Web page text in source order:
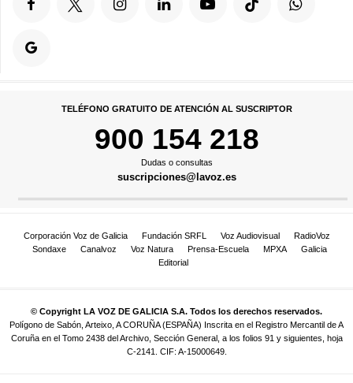
TELÉFONO GRATUITO DE ATENCIÓN AL SUSCRIPTOR
900 154 218
Dudas o consultas
suscripciones@lavoz.es
Corporación Voz de Galicia Fundación SRFL Voz Audiovisual
RadioVoz
Sondaxe
Canalvoz Voz Natura Prensa-Escuela MPXA
Galicia
Editorial
© Copyright LA VOZ DE GALICIA S.A. Todos los derechos reservados.
Polígono de Sabón, Arteixo, A CORUÑA (ESPAÑA) Inscrita en el Registro Mercantil de A
Coruña en el Tomo 2438 del Archivo, Sección General, a los folios 91 y siguientes, hoja
C-2141. CIF: A-15000649.